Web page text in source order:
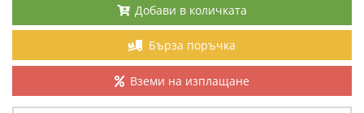
Добави в количката
Бърза поръчка
Вземи на изплащане